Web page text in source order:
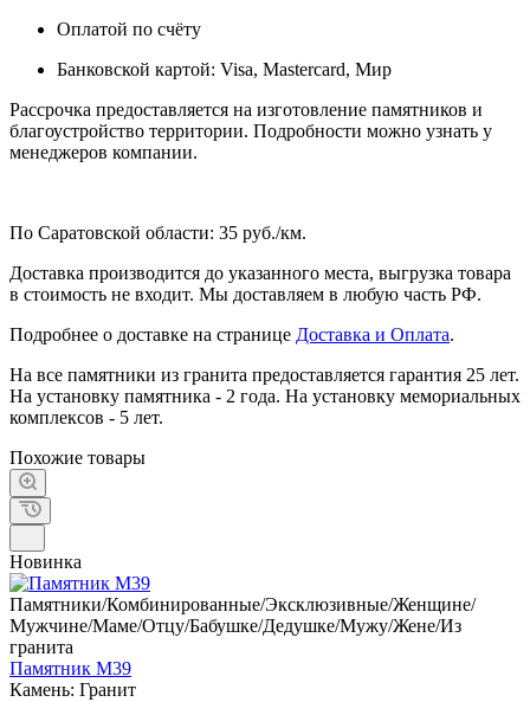
Оплатой по счёту
Банковской картой: Visa, Mastercard, Мир
Рассрочка предоставляется на изготовление памятников и
благоустройство территории. Подробности можно узнать у
менеджеров компании.
По Саратовской области: 35 руб./км.
Доставка производится до указанного места, выгрузка товара
в стоимость не входит. Мы доставляем в любую часть РФ.
Подробнее о доставке на странице Доставка и Оплата.
На все памятники из гранита предоставляется гарантия 25 лет.
На установку памятника - 2 года. На установку мемориальных
комплексов - 5 лет.
Похожие товары
Новинка
Памятники/Комбинированные/Эксклюзивные/Женщине/
Мужчине/Маме/Отцу/Бабушке/Дедушке/Мужу/Жене/Из
гранита
Памятник М39
Камень: Гранит